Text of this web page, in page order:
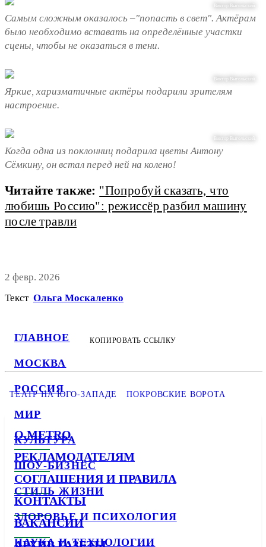
ГЛАВНОЕ
МОСКВА
РОССИЯ
МИР
КУЛЬТУРА
ШОУ-БИЗНЕС
СТИЛЬ ЖИЗНИ
ЗДОРОВЬЕ И ПСИХОЛОГИЯ
НАУКА И ТЕХНОЛОГИИ
Виктор Вытольский.
Самым сложным оказалось –"попасть в свет". Актёрам
было необходимо вставать на определённые участки
сцены, чтобы не оказаться в тени.
Виктор Вытольский.
Яркие, харизматичные актёры подарили зрителям
настроение.
Виктор Вытольский.
Когда одна из поклонниц подарила цветы Антону
Сёмкину, он встал перед ней на колено!
Читайте также: "Попробуй сказать, что
любишь Россию": режиссёр разбил машину
после травли
2 февр. 2026
Текст Ольга Москаленко
КОПИРОВАТЬ ССЫЛКУ
ТЕАТР НА ЮГО-ЗАПАДЕ ПОКРОВСКИЕ ВОРОТА
О METRO
РЕКЛАМОДАТЕЛЯМ
СОГЛАШЕНИЯ И ПРАВИЛА
КОНТАКТЫ
ВАКАНСИИ